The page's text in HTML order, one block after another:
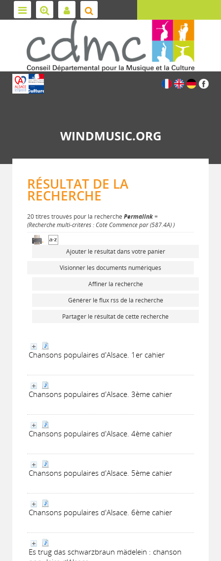
WINDMUSIC.ORG
RÉSULTAT DE LA
RECHERCHE
20 titres trouvés pour la recherche Permalink=
(Recherche multi-critères : Cote Commence par (587.4A) )
Ajouter le résultat dans votre panier
Visionner les documents numériques
Affiner la recherche
Générer le flux rss de la recherche
Partager le résultat de cette recherche
Chansons populaires d'Alsace. 1er cahier
Chansons populaires d'Alsace. 3ème cahier
Chansons populaires d'Alsace. 4ème cahier
Chansons populaires d'Alsace. 5ème cahier
Chansons populaires d'Alsace. 6ème cahier
Es trug das schwarzbraun mädelein : chanson